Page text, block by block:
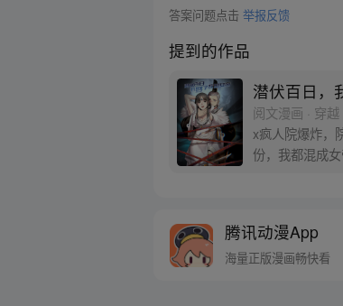
答案问题点击举报反馈
提到的作品
潜伏百日，
阅文漫画 · 穿越
x疯人院爆炸，
份，我都混成
腾讯动漫App
海量正版漫画畅快看